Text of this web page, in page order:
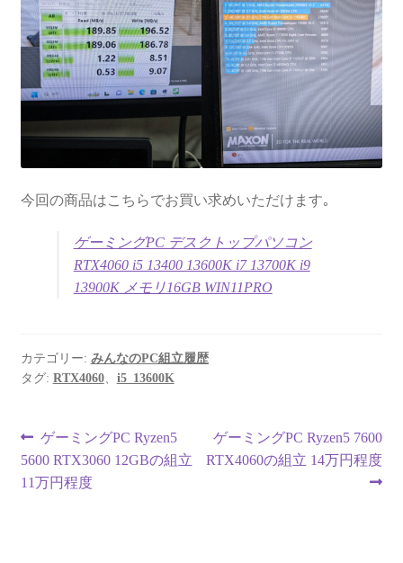
今回の商品はこちらでお買い求めいただけます｡
ゲーミングPC デスクトップパソコン
RTX4060 i5 13400 13600K i7 13700K i9
13900K メモリ16GB WIN11PRO
カテゴリー: みんなのPC組立履歴
タグ: RTX4060、 i5_13600K
投
稿
前
の
投
ゲーミングPC Ryzen5
5600 RTX3060 12GBの組立
11万円程度
次
の
ゲーミングPC Ryzen5 7600
RTX4060の組立 14万円程度